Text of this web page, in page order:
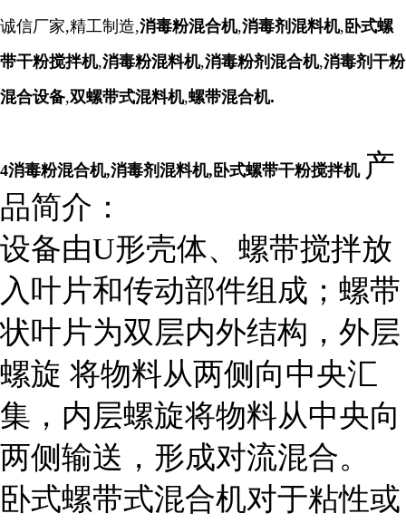
诚信厂家,精工制造,消毒粉混合机,消毒剂混料机, 卧式螺
带干粉搅拌机,消毒粉混料机,消毒粉剂混合机,消毒剂干粉
混合设备,双螺带式混料机,螺带混合机.
4消毒粉混合机,消毒剂混料机, 卧式螺带干粉搅拌机 产
品简介：
设备由U形壳体、螺带搅拌放
入叶片和传动部件组成；螺带
状叶片为双层内外结构，外层
螺旋 将物料从两侧向中央汇
集，内层螺旋将物料从中央向
两侧输送，形成对流混合。
卧式螺带式混合机对于粘性或